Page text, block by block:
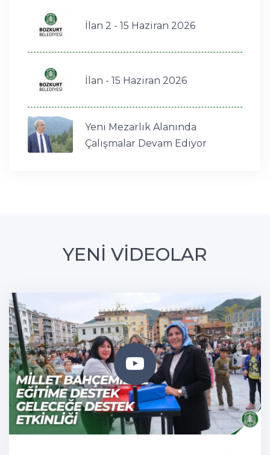
İlan 2 - 15 Haziran 2026
İlan - 15 Haziran 2026
Yeni Mezarlık Alanında
Çalışmalar Devam Ediyor
YENİ VİDEOLAR